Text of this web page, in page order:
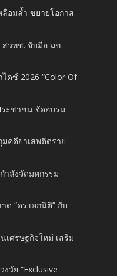
อมล้ำ ขยายโอกาส
วทช. จับมือ มข.-
ดซ์ 2026 “Color Of
ะชาชน จัดอบรม
คดียาเสพติดราย
ำลังจัดมหกรรม
“ดร.เอกนิติ” กับ
เศรษฐกิจใหม่ เสริม
วัย “Exclusive